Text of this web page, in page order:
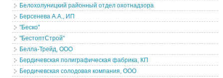
Белохолуницкий районный отдел охотнадзора
Берсенева А.А., ИП
"Беско"
"БестоптСтрой"
Белла-Трейд, ООО
Бердичевская полиграфическая фабрика, КП
Бердичевская солодовая компания, ООО